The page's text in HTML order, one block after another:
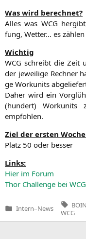
Was wird berechnet?
Alles was WCG
fung, Wet­ter… es
Wich­tig
WCG schreibt die Zeit
der jewei­li­ge Rech­ner
ge Work­u­nits
Daher wird ein
(hun­dert) Work­u­nits
empfohlen.
Ziel der ers­ten
Platz 50 oder besser
Links:
Hier im Forum
Thor Chall­enge bei WCG
Veröffentlicht
Intern–News
Tags:
WCG